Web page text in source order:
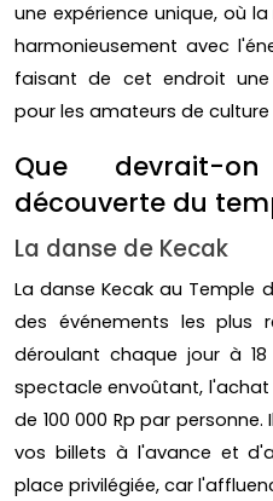
une expérience unique, où
harmonieusement avec
faisant de cet endroit une
pour les amateurs de culture
Que devrait-
découverte du
La danse de Kecak
La danse Kecak au Temple
des événements les plus
déroulant chaque jour à
spectacle envoûtant,
de 100 000 Rp par
vos billets à l'avance et
place privilégiée, car